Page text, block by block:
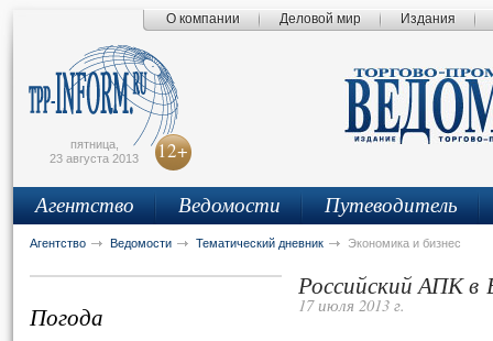
О компании Деловой мир Издания
пятница,
23 августа 2013
12+
Агентство Ведомости Путеводитель
Агентство Ведомости Тематический дневник Экономика и бизнес
Погода
Российский АПК в
17 июля 2013 г.